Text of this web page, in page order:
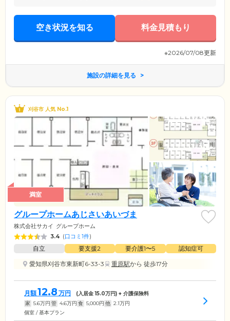
空き状況を知る 料金見積もり
※2026/07/08更新
施設の詳細を見る
刈谷市 人気 No.1
満室
グループホームあじさいあいづま
株式会社サカイ グループホーム
3.4 (口コミ1件)
自立 要支援2 要介護1〜5
認知症可
愛知県刈谷市東新町6-33-3
重原駅から 徒歩17分
月額12.8 万円 (入居金15.0万円) + 介護保険料
家 5.6万円 管 4.6万円 食 5,000円 他 2.1万円
個室 / 基本プラン